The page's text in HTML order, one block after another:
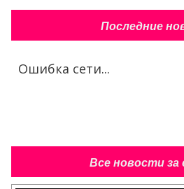
Последние
Ошибка сети...
Все новости за